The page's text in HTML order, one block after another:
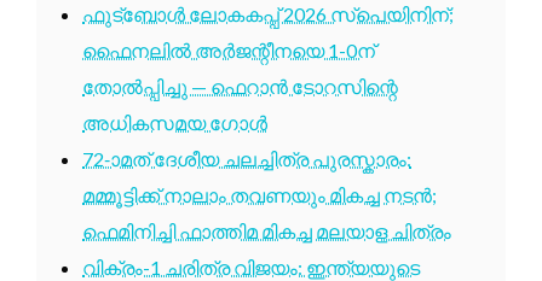
ഫുട്ബോൾ ലോകകപ്പ് 2026 സ്പെയിനിന്;
ഫൈനലിൽ അർജന്റീനയെ 1-0ന്
തോൽപ്പിച്ചു — ഫെറാൻ ടോറസിന്റെ
അധികസമയ ഗോൾ
72-ാമത് ദേശീയ ചലച്ചിത്ര പുരസ്കാരം:
മമ്മൂട്ടിക്ക് നാലാം തവണയും മികച്ച നടൻ;
ഫെമിനിച്ചി ഫാത്തിമ മികച്ച മലയാള ചിത്രം
വിക്രം-1 ചരിത്ര വിജയം: ഇന്ത്യയുടെ